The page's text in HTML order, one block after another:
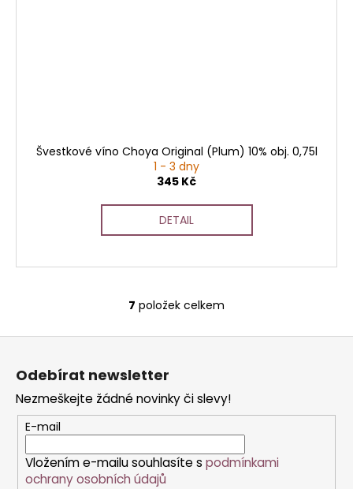
Švestkové víno Choya Original (Plum) 10% obj. 0,75l
1 - 3 dny
345 Kč
DETAIL
O
v
a
c
í
p
r
7 položek celkem
Odebírat newsletter
Nezmeškejte žádné novinky či slevy!
E-mail
Vložením e-mailu souhlasíte s podmínkami
ochrany osobních údajů